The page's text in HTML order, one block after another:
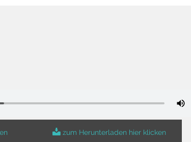
zum Herunterladen hier klicken